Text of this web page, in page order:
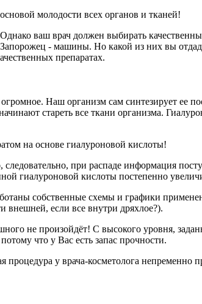
молодости всех органов и тканей!
ваш врач должен выбирать
- машины. Но какой из них вы
препаратах.
Наш организм сам синтезирует ее
стареть все ткани организма.
на основе гиалуроновой кислоты!
при распаде информация
гиалуроновой кислоты постепенно
собственные схемы и графики
внешней, если все внутри дряхлое?).
не произойдёт! С высокого уровня,
что у Вас есть запас прочности.
у врача-косметолога непременно